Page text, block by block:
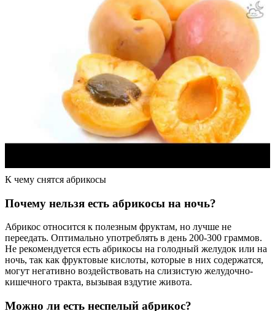
К чему снятся абрикосы
Почему нельзя есть абрикосы на ночь?
Абрикос относится к полезным фруктам, но лучше не
переедать. Оптимально употреблять в день 200-300 граммов.
Не рекомендуется есть абрикосы на голодный желудок или на
ночь, так как фруктовые кислоты, которые в них содержатся,
могут негативно воздействовать на слизистую желудочно-
кишечного тракта, вызывая вздутие живота.
Можно ли есть неспелый абрикос?